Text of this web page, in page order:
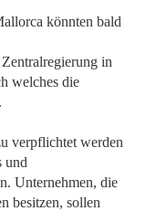
könnten bald
in
welches die
verpflichtet werden
und
Unternehmen, die
besitzen, sollen